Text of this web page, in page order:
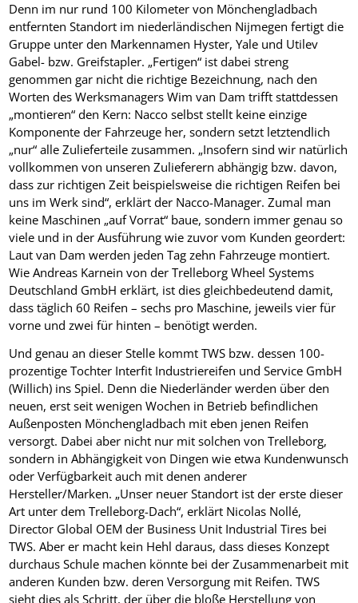
Denn im nur rund 100 Kilometer von Mönchengladbach
entfernten Standort im niederländischen Nijmegen fertigt die
Gruppe unter den Markennamen Hyster, Yale und Utilev
Gabel- bzw. Greifstapler. „Fertigen“ ist dabei streng
genommen gar nicht die richtige Bezeichnung, nach den
Worten des Werksmanagers Wim van Dam trifft stattdessen
„montieren“ den Kern: Nacco selbst stellt keine einzige
Komponente der Fahrzeuge her, sondern setzt letztendlich
„nur“ alle Zulieferteile zusammen. „Insofern sind wir natürlich
vollkommen von unseren Zulieferern abhängig bzw. davon,
dass zur richtigen Zeit beispielsweise die richtigen Reifen bei
uns im Werk sind“, erklärt der Nacco-Manager. Zumal man
keine Maschinen „auf Vorrat“ baue, sondern immer genau so
viele und in der Ausführung wie zuvor vom Kunden geordert:
Laut van Dam werden jeden Tag zehn Fahrzeuge montiert.
Wie Andreas Karnein von der Trelleborg Wheel Systems
Deutschland GmbH erklärt, ist dies gleichbedeutend damit,
dass täglich 60 Reifen – sechs pro Maschine, jeweils vier für
vorne und zwei für hinten – benötigt werden.
Und genau an dieser Stelle kommt TWS bzw. dessen 100-
prozentige Tochter Interfit Industriereifen und Service GmbH
(Willich) ins Spiel. Denn die Niederländer werden über den
neuen, erst seit wenigen Wochen in Betrieb befindlichen
Außenposten Mönchengladbach mit eben jenen Reifen
versorgt. Dabei aber nicht nur mit solchen von Trelleborg,
sondern in Abhängigkeit von Dingen wie etwa Kundenwunsch
oder Verfügbarkeit auch mit denen anderer
Hersteller/Marken. „Unser neuer Standort ist der erste dieser
Art unter dem Trelleborg-Dach“, erklärt Nicolas Nollé,
Director Global OEM der Business Unit Industrial Tires bei
TWS. Aber er macht kein Hehl daraus, dass dieses Konzept
durchaus Schule machen könnte bei der Zusammenarbeit mit
anderen Kunden bzw. deren Versorgung mit Reifen. TWS
sieht dies als Schritt, der über die bloße Herstellung von